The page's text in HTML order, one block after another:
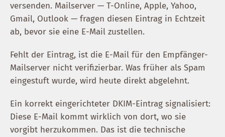
versenden. Mailserver — T-Online, Apple, Yahoo,
Gmail, Outlook — fragen diesen Eintrag in Echtzeit
ab, bevor sie eine E-Mail zustellen.
Fehlt der Eintrag, ist die E-Mail für den Empfänger-
Mailserver nicht verifizierbar. Was früher als Spam
eingestuft wurde, wird heute direkt abgelehnt.
Ein korrekt eingerichteter DKIM-Eintrag signalisiert:
Diese E-Mail kommt wirklich von dort, wo sie
vorgibt herzukommen. Das ist die technische